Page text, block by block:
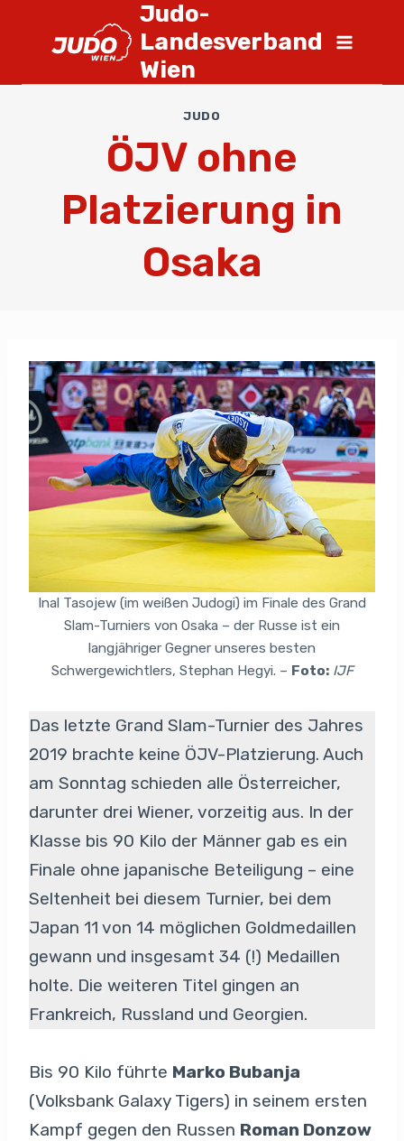
Judo-
Landesverband
Wien
JUDO
ÖJV ohne
Platzierung in
Osaka
Inal Tasojew (im weißen Judogi) im Finale des Grand
Slam-Turniers von Osaka – der Russe ist ein
langjähriger Gegner unseres besten
Schwergewichtlers, Stephan Hegyi. – Foto: IJF
Das letzte Grand Slam-Turnier des Jahres
2019 brachte keine ÖJV-Platzierung. Auch
am Sonntag schieden alle Österreicher,
darunter drei Wiener, vorzeitig aus. In der
Klasse bis 90 Kilo der Männer gab es ein
Finale ohne japanische Beteiligung – eine
Seltenheit bei diesem Turnier, bei dem
Japan 11 von 14 möglichen Goldmedaillen
gewann und insgesamt 34 (!) Medaillen
holte. Die weiteren Titel gingen an
Frankreich, Russland und Georgien.
Bis 90 Kilo führte Marko Bubanja
(Volksbank Galaxy Tigers) in seinem ersten
Kampf gegen den Russen Roman Donzow